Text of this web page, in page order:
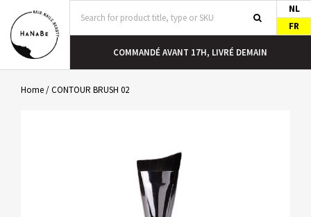
NL
FR
COMMANDÉ AVANT 17H, LIVRÉ DEMAIN
Home/CONTOUR BRUSH 02